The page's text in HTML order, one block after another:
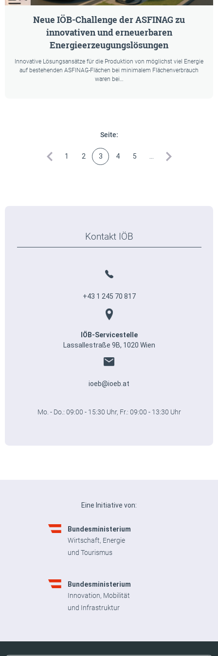
Neue IÖB-Challenge der ASFINAG zu
innovativen und erneuerbaren
Energieerzeugungslösungen
Innovative Lösungsansätze für die Produktion von möglichst viel Energie
auf bestehenden ASFINAG-Flächen bei minimalem Flächenverbrauch
waren bei…
Seite:
vorherige
1 2 3 4 5
Kontakt IÖB
+43 1 245 70 817
IÖB-Servicestelle
Lassallestraße 9B, 1020 Wien
ioeb@ioeb.at
Mo. - Do.: 09:00 - 15:30 Uhr, Fr.: 09:00 - 13:30 Uhr
Eine Initiative von:
Bundesministerium
Wirtschaft, Energie
und Tourismus
Bundesministerium
Innovation, Mobilität
und Infrastruktur